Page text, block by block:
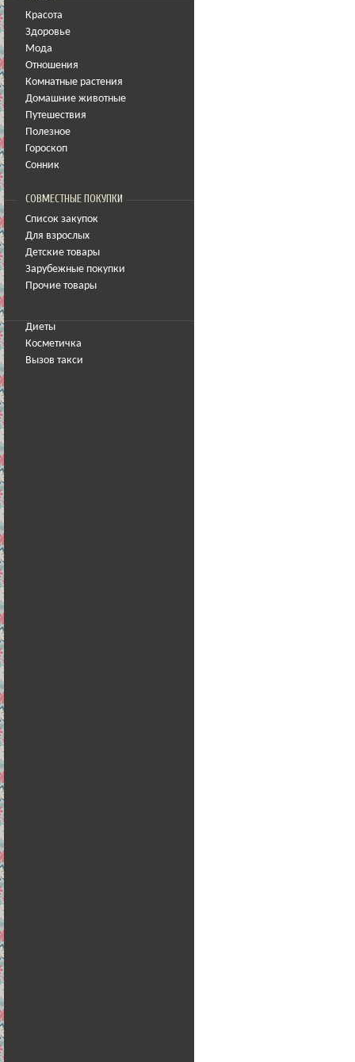
Красота
Здоровье
Мода
Отношения
Комнатные растения
Домашние животные
Путешествия
Полезное
Гороскоп
Сонник
СОВМЕСТНЫЕ ПОКУПКИ
Список закупок
Для взрослых
Детские товары
Зарубежные покупки
Прочие товары
Диеты
Косметичка
Вызов такси